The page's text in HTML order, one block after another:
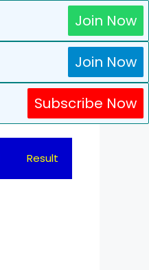
Join Now
Join Now
Subscribe Now
Result